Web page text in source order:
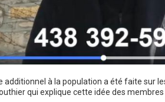
additionnel à la population a été faite sur
qui explique cette idée des